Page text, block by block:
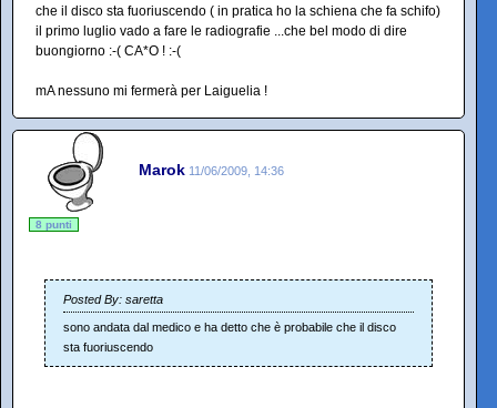
che il disco sta fuoriuscendo ( in pratica ho la schiena che fa schifo)
il primo luglio vado a fare le radiografie ...che bel modo di dire
buongiorno :-( CA*O ! :-(
mA nessuno mi fermerà per Laiguelia !
Marok 11/06/2009, 14:36
8 punti
Posted By: saretta
sono andata dal medico e ha detto che è probabile che il disco
sta fuoriuscendo